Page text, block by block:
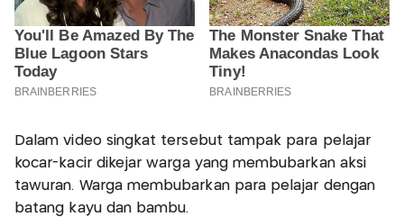
Dalam video singkat tersebut tampak para pelajar
kocar-kacir dikejar warga yang membubarkan aksi
tawuran. Warga membubarkan para pelajar dengan
batang kayu dan bambu.